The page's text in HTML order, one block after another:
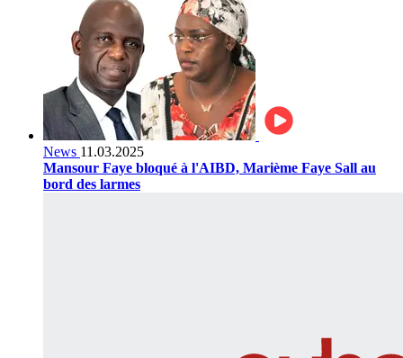
News 11.03.2025
Mansour Faye bloqué à l'AIBD, Marième Faye Sall au
bord des larmes